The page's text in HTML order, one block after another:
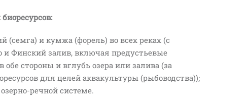
(семга) и кумжа (форель) во всех реках (с
Финский залив, включая предустьевые
стороны и вглубь озера или залива (за
для целей аквакультуры (рыбоводства));
речной системе.